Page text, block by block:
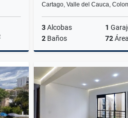
Venta
Cartago, Valle del Cauca,
3Alcobas 1
2 Baños 72
$195.000.000